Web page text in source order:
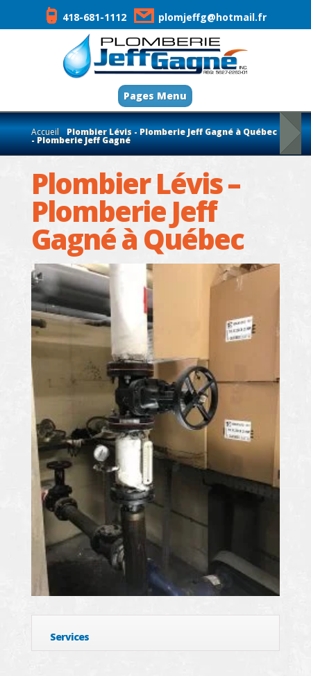
418-681-1112 plomjeffg@hotmail.fr
Pages Menu
Accueil Plombier Lévis - Plomberie Jeff Gagné à Québec
- Plomberie Jeff Gagné
Plombier Lévis –
Plomberie Jeff
Gagné à Québec
Services